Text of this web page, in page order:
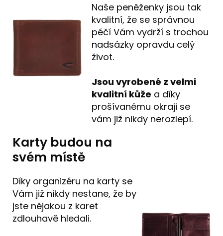
Naše peněženky jsou tak
kvalitní, že se správnou
péčí Vám vydrží s trochou
nadsázky opravdu celý
život.
Jsou vyrobené z velmi
kvalitní kůže a díky
prošívanému okraji se
vám již nikdy nerozlepí.
Karty budou na
svém místě
Díky organizéru na karty se
Vám již nikdy nestane, že by
jste nějakou z karet
zdlouhavě hledali.